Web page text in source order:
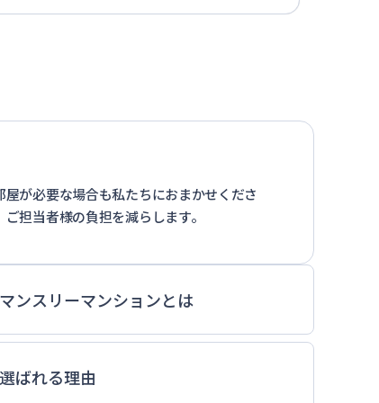
が必要な場合も私たちにおまかせくださ
担当者様の負担を減らします。
マンスリーマンションとは
選ばれる理由